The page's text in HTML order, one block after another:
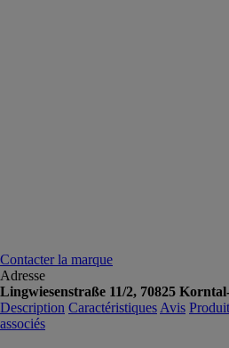
Contacter la marque
Adresse
Lingwiesenstraße 11/2, 70825
Description Caractéristiques Avis
associés